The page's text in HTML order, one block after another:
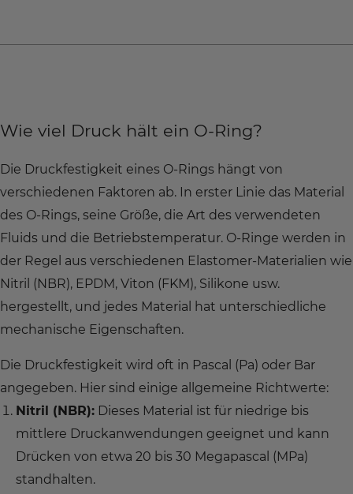
Wie viel Druck hält ein O-Ring?
Die Druckfestigkeit eines O-Rings hängt von
verschiedenen Faktoren ab. In erster Linie das Material
des O-Rings, seine Größe, die Art des verwendeten
Fluids und die Betriebstemperatur. O-Ringe werden in
der Regel aus verschiedenen Elastomer-Materialien wie
Nitril (NBR), EPDM, Viton (FKM), Silikone usw.
hergestellt, und jedes Material hat unterschiedliche
mechanische Eigenschaften.
Die Druckfestigkeit wird oft in Pascal (Pa) oder Bar
angegeben. Hier sind einige allgemeine Richtwerte:
Nitril (NBR): Dieses Material ist für niedrige bis
mittlere Druckanwendungen geeignet und kann
Drücken von etwa 20 bis 30 Megapascal (MPa)
standhalten.